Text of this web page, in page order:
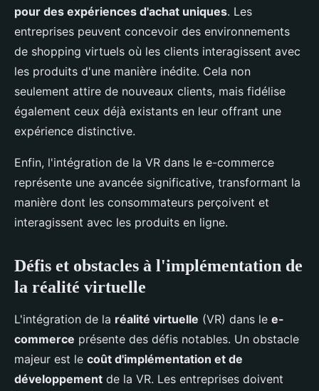
pour des expériences d'achat uniques. Les
entreprises peuvent concevoir des environnements
de shopping virtuels où les clients interagissent avec
les produits d'une manière inédite. Cela non
seulement attire de nouveaux clients, mais fidélise
également ceux déjà existants en leur offrant une
expérience distinctive.
Enfin, l'intégration de la VR dans le e-commerce
représente une avancée significative, transformant la
manière dont les consommateurs perçoivent et
interagissent avec les produits en ligne.
Défis et obstacles à l'implémentation de
la réalité virtuelle
L'intégration de la réalité virtuelle (VR) dans le e-
commerce présente des défis notables. Un obstacle
majeur est le coût d'implémentation et de
développement de la VR. Les entreprises doivent